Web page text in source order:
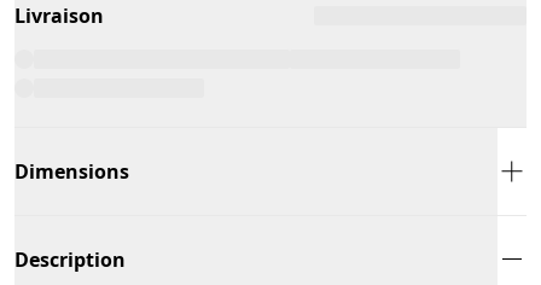
Livraison
Dimensions
Description